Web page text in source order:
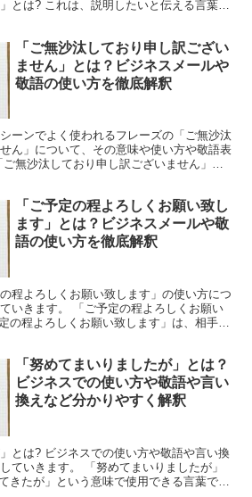
とは? これは、説明したいと伝える言葉で
「ご無沙汰しており申し訳ござい
ません」とは？ビジネスメールや
敬語の使い方を徹底解釈
ーンでよく使われるフレーズの「ご無沙汰
ん」について、その意味や使い方や敬語表
無沙汰しており申し訳ございません」と
「ご予定の程よろしくお願い致し
ます」とは？ビジネスメールや敬
語の使い方を徹底解釈
程よろしくお願い致します」の使い方につ
いきます。 「ご予定の程よろしくお願い
の程よろしくお願い致します」は、相手に
「努めてまいりましたが」とは？
ビジネスでの使い方や敬語や言い
換えなど分かりやすく解釈
とは? ビジネスでの使い方や敬語や言い換
ていきます。 「努めてまいりましたが」
きたが」という意味で使用できる言葉で